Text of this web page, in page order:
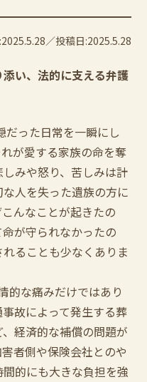
投稿日:2025.5.28
い、法的に支える弁護
だった日常を一瞬にし
が愛する家族の命を奪
みや怒り、苦しみは計
人を失った遺族の方に
んなことが起きたの
が守られなかったの
ることも少なくありま
的な痛みだけではあり
故によって発生する葬
経済的な補償の問題が
者側や保険会社とのや
的にも大きな負担を強